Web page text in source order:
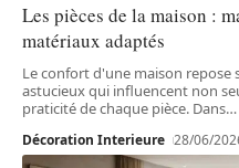
Les pièces de la maison :
matériaux adaptés
Le confort d'une maison repose
astucieux qui influencent non
praticité de chaque pièce. Dans…
Décoration Interieure 28/06/